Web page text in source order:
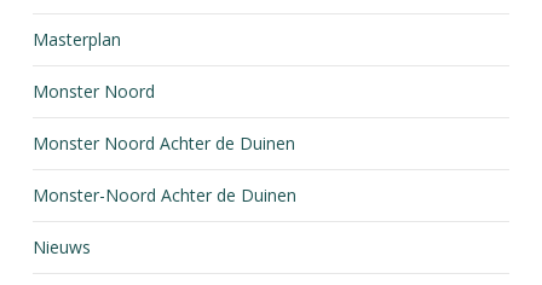
Masterplan
Monster Noord
Monster Noord Achter de Duinen
Monster-Noord Achter de Duinen
Nieuws